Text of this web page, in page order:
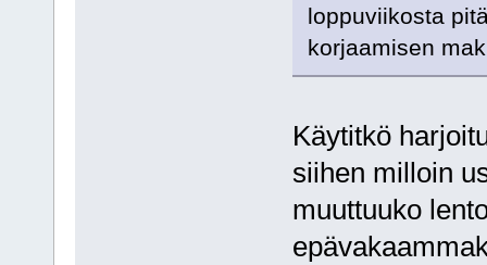
loppuviikosta
korjaamisen
Käytitkö
siihen milloin
muuttuuko